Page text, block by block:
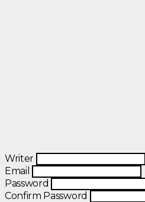
Writer
Email
Password
Confirm Password